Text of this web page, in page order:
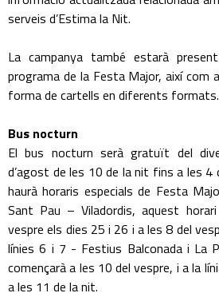
serveis d’Estima la Nit.
La campanya també estarà
programa de la Festa Major, així com
forma de cartells en diferents formats.
Bus nocturn
El bus nocturn serà gratuït del
d’agost de les 10 de la nit fins a les 4
haurà horaris especials de Festa
Sant Pau – Viladordis, aquest
vespre els dies 25 i 26 i a les 8 del
línies 6 i 7 - Festius Balconada i La
començarà a les 10 del vespre, i a la
a les 11 de la nit.